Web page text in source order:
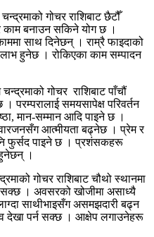
गोचर राशिबाट छैटौँ
काम बनाउन सकिने योग छ ।
साथ दिनेछन् । राम्रै फाइदाको
हुनेछ । रोकिएका काम सम्पादन
गोचर राशिबाट पाँचौं
परम्परालाई समयसापेक्ष परिवर्तन
मान-सम्मान आदि पाइने छ ।
आत्मीयता बढ्नेछ । प्रेम र
फुर्सद पाइने छ । प्रशंसकहरू
।
गोचर राशिबाट चौथो स्थानमा
। अवसरको खोजीमा असाध्यै
साथीभाइसँग असमझदारी बढ्न
देखा पर्न सक्छ । आक्षेप लगाउनेहरू